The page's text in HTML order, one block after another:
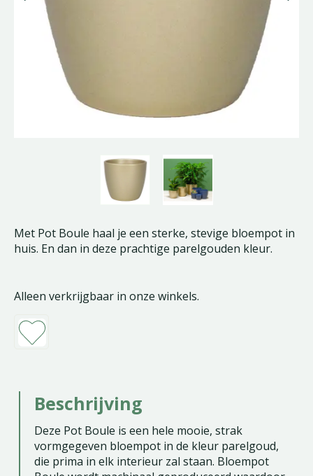
Met Pot Boule haal je een sterke, stevige bloempot in
huis. En dan in deze prachtige parelgouden kleur.
Alleen verkrijgbaar in onze winkels.
Beschrijving
Deze Pot Boule is een hele mooie, strak
vormgegeven bloempot in de kleur parelgoud,
die prima in elk interieur zal staan. Bloempot